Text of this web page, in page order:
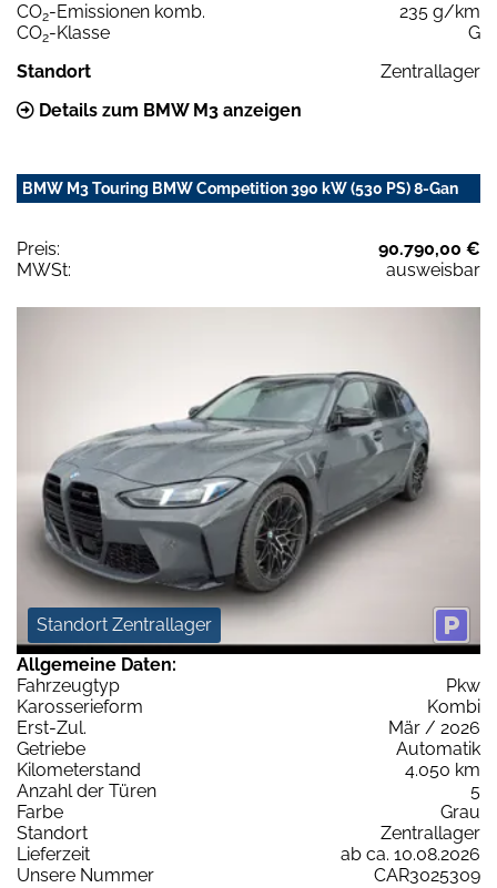
CO2-Emissionen komb.
235 g/km
CO2-Klasse
G
Standort
Zentrallager
Details zum BMW M3 anzeigen
BMW M3 Touring BMW Competition 390 kW (530 PS) 8-Gan
Preis:
90.790,00 €
MWSt:
ausweisbar
Standort Zentrallager
Allgemeine Daten:
Fahrzeugtyp
Pkw
Karosserieform
Kombi
Erst-Zul.
Mär / 2026
Getriebe
Automatik
Kilometerstand
4.050 km
Anzahl der Türen
5
Farbe
Grau
Standort
Zentrallager
Lieferzeit
ab ca. 10.08.2026
Unsere Nummer
CAR3025309